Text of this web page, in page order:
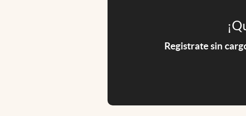
Registrate sin